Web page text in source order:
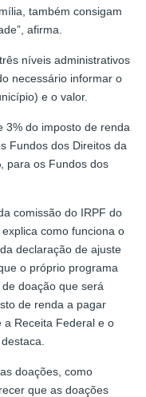
também consigam
afirma.
níveis administrativos
necessário informar o
e o valor.
3% do imposto de renda
Fundos dos Direitos da
para os Fundos dos
comissão do IRPF do
como funciona o
declaração de ajuste
o próprio programa
doação que será
de renda a pagar
a Receita Federal e o
doações, como
que as doações